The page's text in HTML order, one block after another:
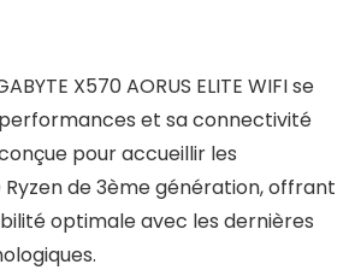
X570 AORUS ELITE WIFI se
et sa connectivité
pour accueillir les
Ryzen de 3ème génération, offrant
optimale avec les dernières